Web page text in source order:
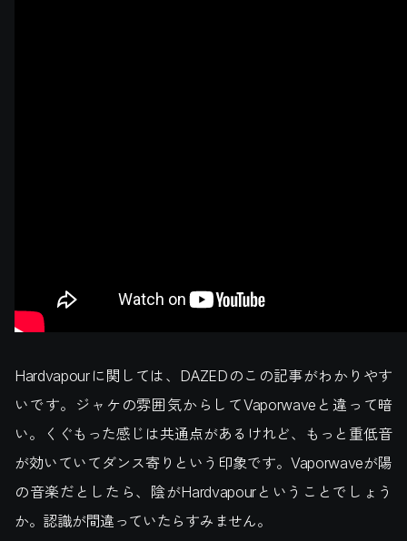
Hardvapourに関しては、DAZEDのこの記事がわかりやす
いです。ジャケの雰囲気からしてVaporwaveと違って暗
い。くぐもった感じは共通点があるけれど、もっと重低音
が効いていてダンス寄りという印象です。Vaporwaveが陽
の音楽だとしたら、陰がHardvapourということでしょう
か。認識が間違っていたらすみません。